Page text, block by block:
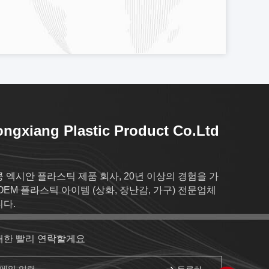
Plastic Product Co.Ltd
엑시안 플라스틱 제품 회사, 20년 이상의 경험을 가
플라스틱 아이템 (상화, 장난감, 가구) 전문업체
다.
한 빨리 연락할게요